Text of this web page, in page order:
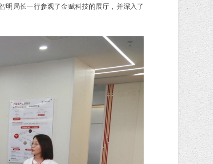
明局长一行参观了金赋科技的展厅，并深入了